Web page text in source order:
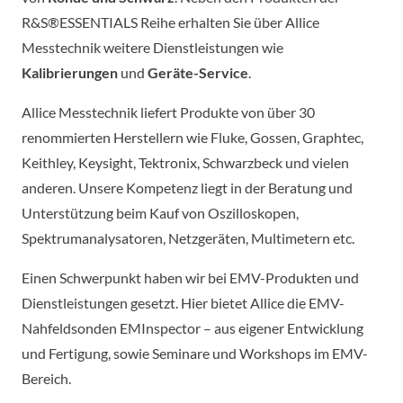
R&S®ESSENTIALS Reihe erhalten Sie über Allice
Messtechnik weitere Dienstleistungen wie
Kalibrierungen und Geräte-Service
Allice Messtechnik liefert Produkte von über 30
renommierten Herstellern wie Fluke, Gossen, Graphtec,
Keithley, Keysight, Tektronix, Schwarzbeck und vielen
anderen. Unsere Kompetenz liegt in der Beratung und
Unterstützung beim Kauf von Oszilloskopen,
Spektrumanalysatoren, Netzgeräten, Multimetern etc.
Einen Schwerpunkt haben wir bei EMV-Produkten und
Dienstleistungen gesetzt. Hier bietet Allice die EMV-
Nahfeldsonden EMInspector – aus eigener Entwicklung
und Fertigung, sowie Seminare und Workshops im EMV-
Bereich.